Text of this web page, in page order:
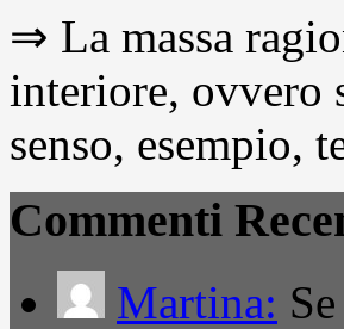
⇒ La massa
interiore, ovvero
senso, esempio,
Commenti
Martina: